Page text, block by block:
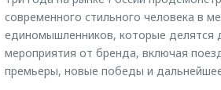
современного стильного человека в
единомышленников, которые делятся
мероприятия от бренда, включая
премьеры, новые победы и